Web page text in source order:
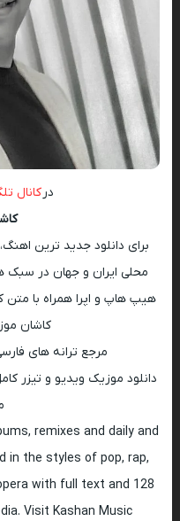
در کانال
برای دانلود جدید ترین
محلی ایران و جهان در سبک
کاشان
مرجع ترانه های
دانلود موزیک ویدیو و تیزر
remixes and daily and
in the styles of pop, rap,
with full text and 128
Visit Kashan Music